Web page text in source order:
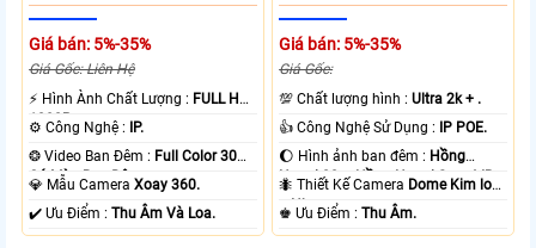
Giá bán: 5%-35%
Giá Gốc: Liên Hệ
️⚡ Hình Ành Chất Lượng : FULL HD
1080P .
⚙ Công Nghệ :
IP.
❂ Video Ban Đêm : Full Color 30m
Có Màu Ban Ðêm.
💎 Mẫu CameraXoay 360.
️✔️ Ưu Điểm :Thu Âm Và Loa.
Giá bán: 5%-35%
Giá Gốc:
💯 Chất lượng hình :Ultra 2k + .
👍 Công Nghệ Sử Dụng :
IP POE.
🌔 Hình ảnh ban đêm : Hồng
Ngoại 20m Hồng Ngoại Smart IR.
🐜 Thiết Kế Camera Dome Kim loại
+ Nhựa.
️♚ Ưu Điểm :Thu Âm.